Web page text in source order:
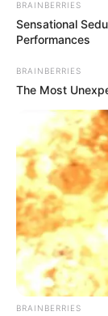
BRAINBERRIES
Sensational
Performances
BRAINBERRIES
The Most
BRAINBERRIES